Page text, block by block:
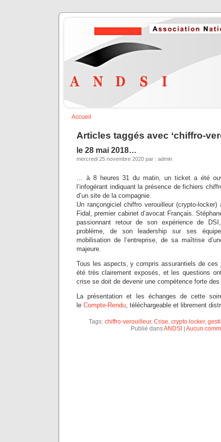
Accueil
Articles taggés avec ‘chiffro-
le 28 mai 2018…
mercredi 25 novembre 2020 par : admin
… à 8 heures 31 du matin, un ticket a été
l’infogérant indiquant la présence de fichiers
d’un site de la compagnie.
Un rançongiciel chiffro verouilleur (crypto-
Fidal, premier cabinet d’avocat Français.
passionnant retour de son expérience de
problème, de son leadership sur ses
mobilisation de l’entreprise, de sa maîtrise
majeure.
Tous les aspects, y compris assurantiels de ces
été très clairement exposés, et les questions
crise se doit de devenir une compétence forte
La présentation et les échanges de cette
le Compte-Rendu, téléchargeable et librement
Tags: chiffro-verouilleur, Crise, crypto locker,
Publié dansANDSI Aucun